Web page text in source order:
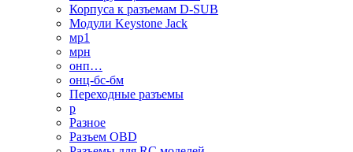
Корпуса к разъемам D-SUB
Модули Keystone Jack
мр1
мрн
онп…
онц-бс-бм
Переходные разъемы
р
Разное
Разъем OBD